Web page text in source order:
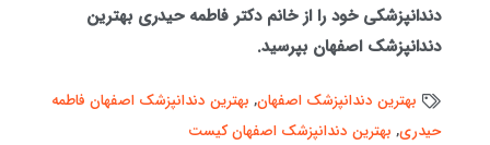
دندانپزشکی خود را از خانم دکتر فاطمه حیدری بهترین
دندانپزشک اصفهان بپرسید.
بهترین دندانپزشک اصفهان, بهترین دندانپزشک اصفهان فاطمه
حیدری, بهترین دندانپزشک اصفهان کیست